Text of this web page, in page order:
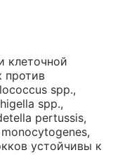
клеточной
против
spp.,
spp.,
pertussis,
устойчивы к